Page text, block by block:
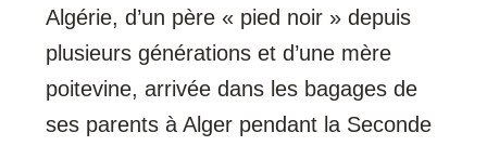
Algérie, d’un père « pied noir » depuis
plusieurs générations et d’une mère
poitevine, arrivée dans les bagages de
ses parents à Alger pendant la Seconde